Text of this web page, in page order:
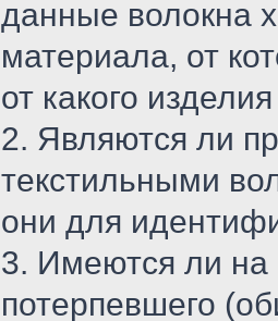
данные волокна
материала, от
от какого
2. Являются ли
текстильными
они для
3. Имеются ли на
потерпевшего